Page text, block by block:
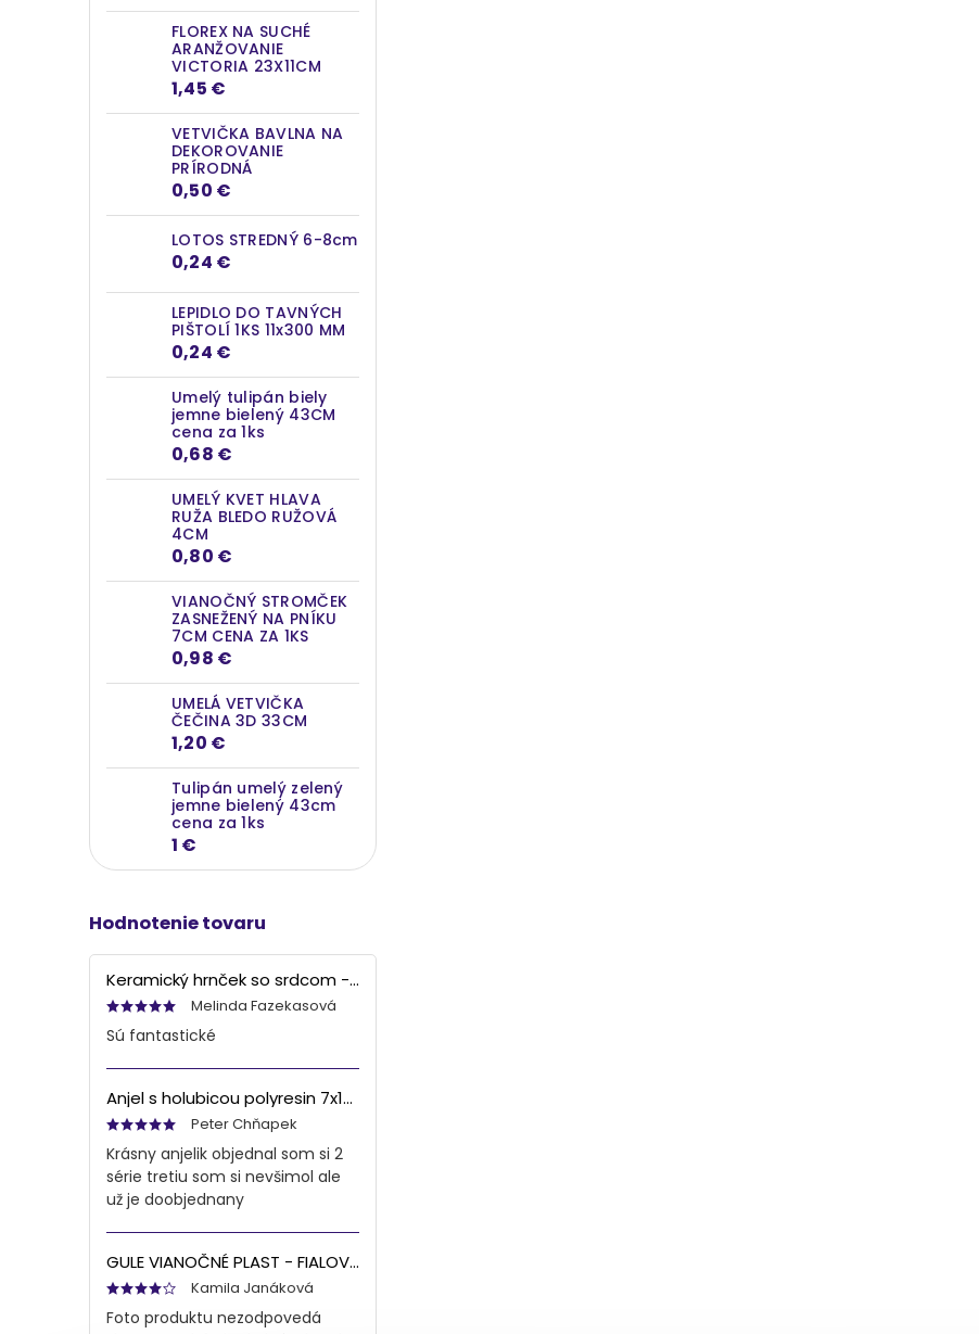
FLOREX NA SUCHÉ
ARANŽOVANIE
VICTORIA 23X11CM
1,45 €
VETVIČKA BAVLNA NA
DEKOROVANIE
PRÍRODNÁ
0,50 €
LOTOS STREDNÝ 6-8cm
0,24 €
LEPIDLO DO TAVNÝCH
PIŠTOLÍ 1KS 11x300 MM
0,24 €
Umelý tulipán biely
jemne bielený 43CM
cena za 1ks
0,68 €
UMELÝ KVET HLAVA
RUŽA BLEDO RUŽOVÁ
4CM
0,80 €
VIANOČNÝ STROMČEK
ZASNEŽENÝ NA PNÍKU
7CM CENA ZA 1KS
0,98 €
UMELÁ VETVIČKA
ČEČINA 3D 33CM
1,20 €
Tulipán umelý zelený
jemne bielený 43cm
cena za 1ks
1 €
Hodnotenie tovaru
Keramický hrnček so srdcom - bielo šedý, 90ml
Melinda Fazekasová
Sú fantastické
Anjel s holubicou polyresin 7x13x6 cm
Peter Chňapek
Krásny anjelik objednal som si 2
série tretiu som si nevšimol ale
už je doobjednany
GULE VIANOČNÉ PLAST - FIALOVÁ S/8 8CM
Kamila Janáková
Foto produktu nezodpovedá